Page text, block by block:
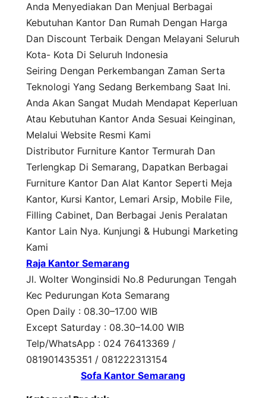
Anda Menyediakan Dan Menjual Berbagai
Kebutuhan Kantor Dan Rumah Dengan Harga
Dan Discount Terbaik Dengan Melayani Seluruh
Kota- Kota Di Seluruh Indonesia
Seiring Dengan Perkembangan Zaman Serta
Teknologi Yang Sedang Berkembang Saat Ini.
Anda Akan Sangat Mudah Mendapat Keperluan
Atau Kebutuhan Kantor Anda Sesuai Keinginan,
Melalui Website Resmi Kami
Distributor Furniture Kantor Termurah Dan
Terlengkap Di Semarang, Dapatkan Berbagai
Furniture Kantor Dan Alat Kantor Seperti Meja
Kantor, Kursi Kantor, Lemari Arsip, Mobile File,
Filling Cabinet, Dan Berbagai Jenis Peralatan
Kantor Lain Nya. Kunjungi & Hubungi Marketing
Kami
Raja Kantor Semarang
Jl. Wolter Wonginsidi No.8 Pedurungan Tengah
Kec Pedurungan Kota Semarang
Open Daily : 08.30–17.00 WIB
Except Saturday : 08.30–14.00 WIB
Telp/WhatsApp : 024 76413369 /
081901435351 / 081222313154
Sofa Kantor Semarang